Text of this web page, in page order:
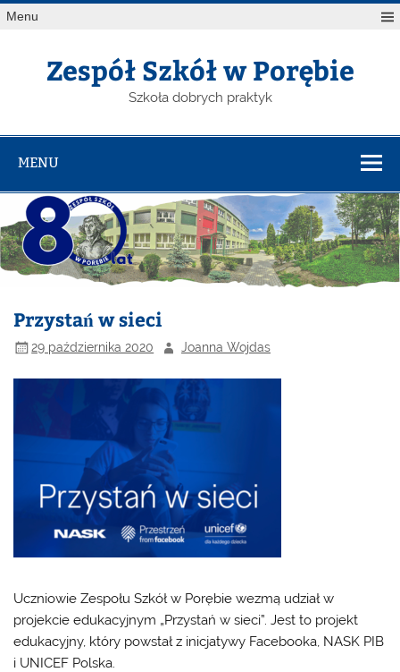
Menu
Zespół Szkół w Porębie
Szkoła dobrych praktyk
MENU
Przystań w sieci
29 października 2020 Joanna Wojdas
Uczniowie Zespołu Szkół w Porębie wezmą udział w
projekcie edukacyjnym „Przystań w sieci”. Jest to projekt
edukacyjny, który powstał z inicjatywy Facebooka, NASK PIB
i UNICEF Polska.